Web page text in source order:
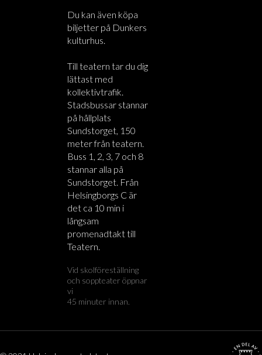
Du kan även köpa
biljetter på Dunkers
kulturhus.
Till teatern tar du dig
lättast med
kollektivtrafik.
Stadsbussar stannar
på hållplats
Sundstorget, 150
meter från teatern.
Buss 1, 2, 3, 7 och 8
stannar alla på
Sundstorget. Från
Helsingborgs C är
det ca 10 min i
långsam
promenadtakt till
Teatern.
Vid skolföreställning
och soppteater öppnar
vi
45 minuter innan.